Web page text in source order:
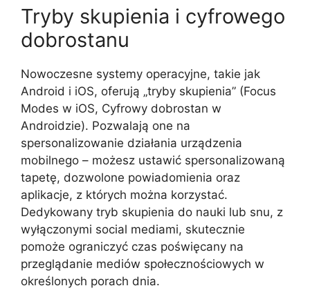
Tryby skupienia i cyfrowego
dobrostanu
Nowoczesne systemy operacyjne, takie jak
Android i iOS, oferują „tryby skupienia” (Focus
Modes w iOS, Cyfrowy dobrostan w
Androidzie). Pozwalają one na
spersonalizowanie działania urządzenia
mobilnego – możesz ustawić spersonalizowaną
tapetę, dozwolone powiadomienia oraz
aplikacje, z których można korzystać.
Dedykowany tryb skupienia do nauki lub snu, z
wyłączonymi social mediami, skutecznie
pomoże ograniczyć czas poświęcany na
przeglądanie mediów społecznościowych w
określonych porach dnia.